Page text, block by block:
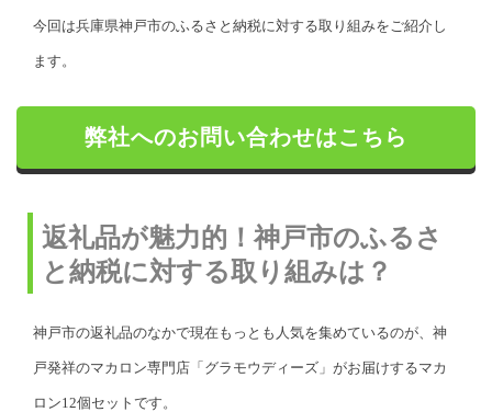
今回は兵庫県神戸市のふるさと納税に対する取り組みをご紹介し
ます。
弊社へのお問い合わせはこちら
返礼品が魅力的！神戸市のふるさ
と納税に対する取り組みは？
神戸市の返礼品のなかで現在もっとも人気を集めているのが、神
戸発祥のマカロン専門店「グラモウディーズ」がお届けするマカ
ロン12個セットです。